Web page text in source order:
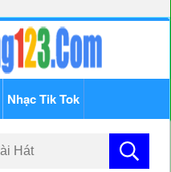
Nhạc Tik Tok